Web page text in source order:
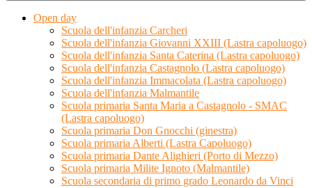
Open day
Scuola dell'infanzia Carcheri
Scuola dell'infanzia Giovanni XXIII (Lastra capoluogo)
Scuola dell'infanzia Santa Caterina (Lastra capoluogo)
Scuola dell'infanzia Castagnolo (Lastra capoluogo)
Scuola dell'infanzia Immacolata (Lastra capoluogo)
Scuola dell'infanzia Malmantile
Scuola primaria Santa Maria a Castagnolo - SMAC
(Lastra capoluogo)
Scuola primaria Don Gnocchi (ginestra)
Scuola primaria Alberti (Lastra Capoluogo)
Scuola primaria Dante Alighieri (Porto di Mezzo)
Scuola primaria Milite Ignoto (Malmantile)
Scuola secondaria di primo grado Leonardo da Vinci